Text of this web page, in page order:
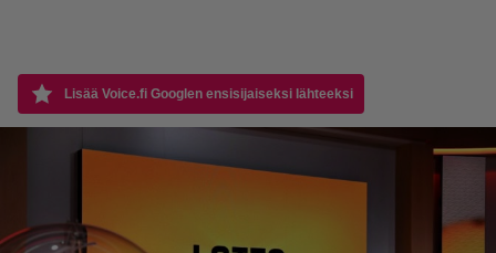
Lisää Voice.fi Googlen ensisijaiseksi lähteeksi